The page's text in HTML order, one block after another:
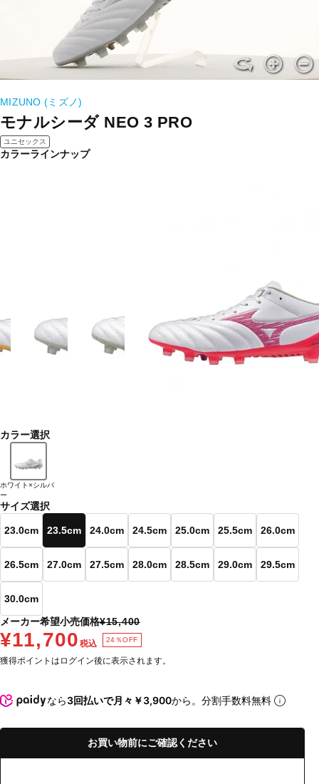
MIZUNO (ミズノ)
モナルシーダ NEO 3 PRO
ユニセックス
カラーラインナップ
カラー選択
ホワイト×シルバ
ー
サイズ選択
23.0cm 23.5cm 24.0cm 24.5cm 25.0cm 25.5cm 26.0cm
26.5cm 27.0cm 27.5cm 28.0cm 28.5cm 29.0cm 29.5cm
30.0cm
メーカー希望小売価格¥15,400
¥11,700 税込 24％OFF
獲得ポイントはログイン後に表示されます。
なら3回払いで月々￥3,900から。分割手数料無料
お買い物前にご確認ください